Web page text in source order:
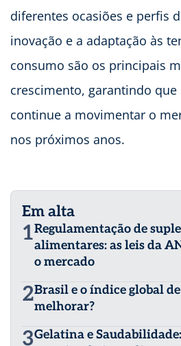
diferentes ocasiões e perfis
inovação e a adaptação às
consumo são os principais
crescimento, garantindo que
continue a movimentar o
nos próximos anos.
Em alta
1Regulamentação de
alimentares: as leis da
o mercado
2Brasil e o índice global
melhorar?
3Gelatina e